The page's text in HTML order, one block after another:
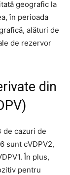
geografic la
în perioada
alături de
de rezervor
din
de cazuri de
sunt cVDPV2,
În plus,
pentru